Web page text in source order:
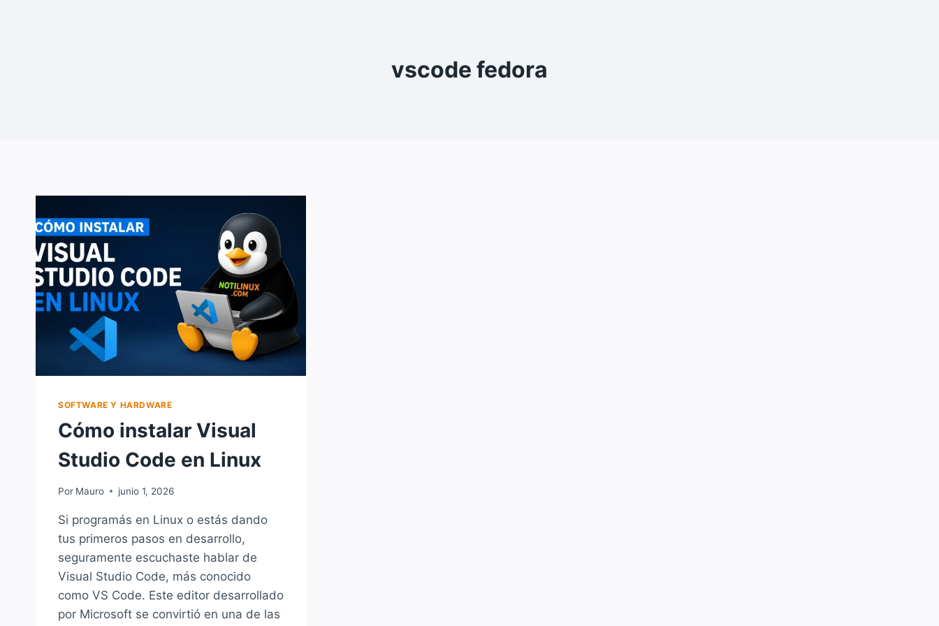
vscode fedora
SOFTWARE Y HARDWARE
Cómo instalar Visual
Studio Code en Linux
Por Mauro junio 1, 2026
Si programás en Linux o estás dando
tus primeros pasos en desarrollo,
seguramente escuchaste hablar de
Visual Studio Code, más conocido
como VS Code. Este editor desarrollado
por Microsoft se convirtió en una de las